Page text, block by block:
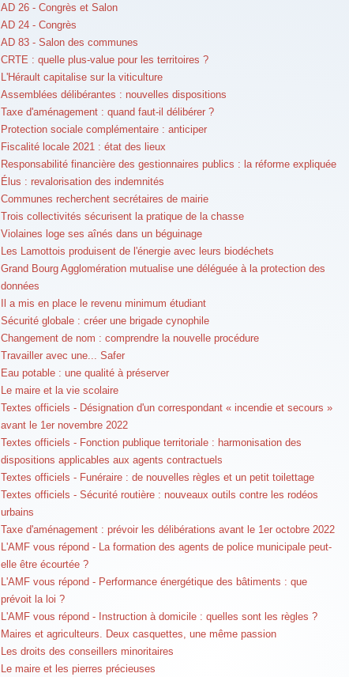
AD 26 - Congrès et Salon
AD 24 - Congrès
AD 83 - Salon des communes
CRTE : quelle plus-value pour les territoires ?
L'Hérault capitalise sur la viticulture
Assemblées délibérantes : nouvelles dispositions
Taxe d'aménagement : quand faut-il délibérer ?
Protection sociale complémentaire : anticiper
Fiscalité locale 2021 : état des lieux
Responsabilité financière des gestionnaires publics : la réforme expliquée
Élus : revalorisation des indemnités
Communes recherchent secrétaires de mairie
Trois collectivités sécurisent la pratique de la chasse
Violaines loge ses aînés dans un béguinage
Les Lamottois produisent de l'énergie avec leurs biodéchets
Grand Bourg Agglomération mutualise une déléguée à la protection des
données
Il a mis en place le revenu minimum étudiant
Sécurité globale : créer une brigade cynophile
Changement de nom : comprendre la nouvelle procédure
Travailler avec une... Safer
Eau potable : une qualité à préserver
Le maire et la vie scolaire
Textes officiels - Désignation d'un correspondant « incendie et secours »
avant le 1er novembre 2022
Textes officiels - Fonction publique territoriale : harmonisation des
dispositions applicables aux agents contractuels
Textes officiels - Funéraire : de nouvelles règles et un petit toilettage
Textes officiels - Sécurité routière : nouveaux outils contre les rodéos
urbains
Taxe d'aménagement : prévoir les délibérations avant le 1er octobre 2022
L'AMF vous répond - La formation des agents de police municipale peut-
elle être écourtée ?
L'AMF vous répond - Performance énergétique des bâtiments : que
prévoit la loi ?
L'AMF vous répond - Instruction à domicile : quelles sont les règles ?
Maires et agriculteurs. Deux casquettes, une même passion
Les droits des conseillers minoritaires
Le maire et les pierres précieuses